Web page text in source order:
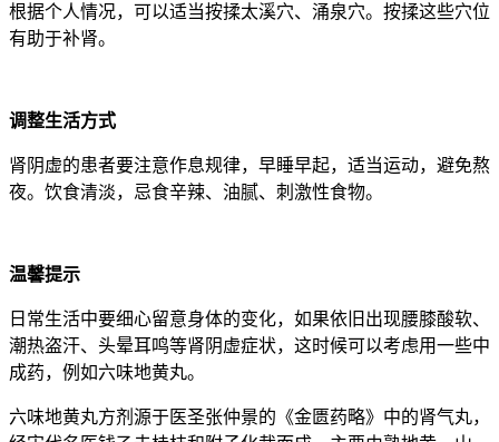
根据个人情况，可以适当按揉太溪穴、涌泉穴。按揉这些穴位
有助于补肾。
调整生活方式
肾阴虚的患者要注意作息规律，早睡早起，适当运动，避免熬
夜。饮食清淡，忌食辛辣、油腻、刺激性食物。
温馨提示
日常生活中要细心留意身体的变化，如果依旧出现腰膝酸软、
潮热盗汗、头晕耳鸣等肾阴虚症状，这时候可以考虑用一些中
成药，例如六味地黄丸。
六味地黄丸方剂源于医圣张仲景的《金匮药略》中的肾气丸，